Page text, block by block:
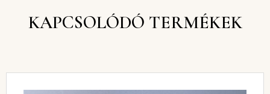
KAPCSOLÓDÓ TERMÉKEK